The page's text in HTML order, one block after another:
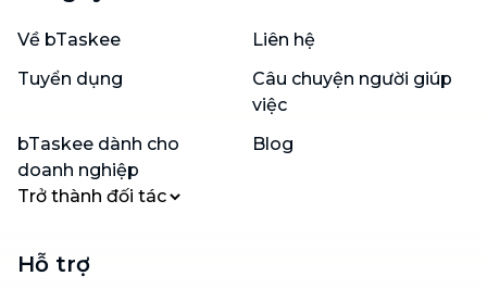
Về bTaskee
Liên hệ
Tuyển dụng
Câu chuyện người giúp
việc
bTaskee dành cho
doanh nghiệp
Blog
Trở thành đối tác
Hỗ trợ